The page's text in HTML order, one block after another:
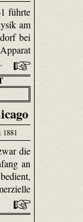
führte
am
bei
1881
die
an